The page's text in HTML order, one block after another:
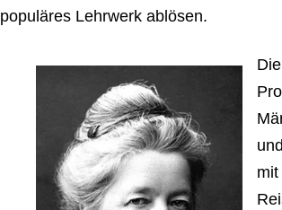
populäres Lehrwerk ablösen.